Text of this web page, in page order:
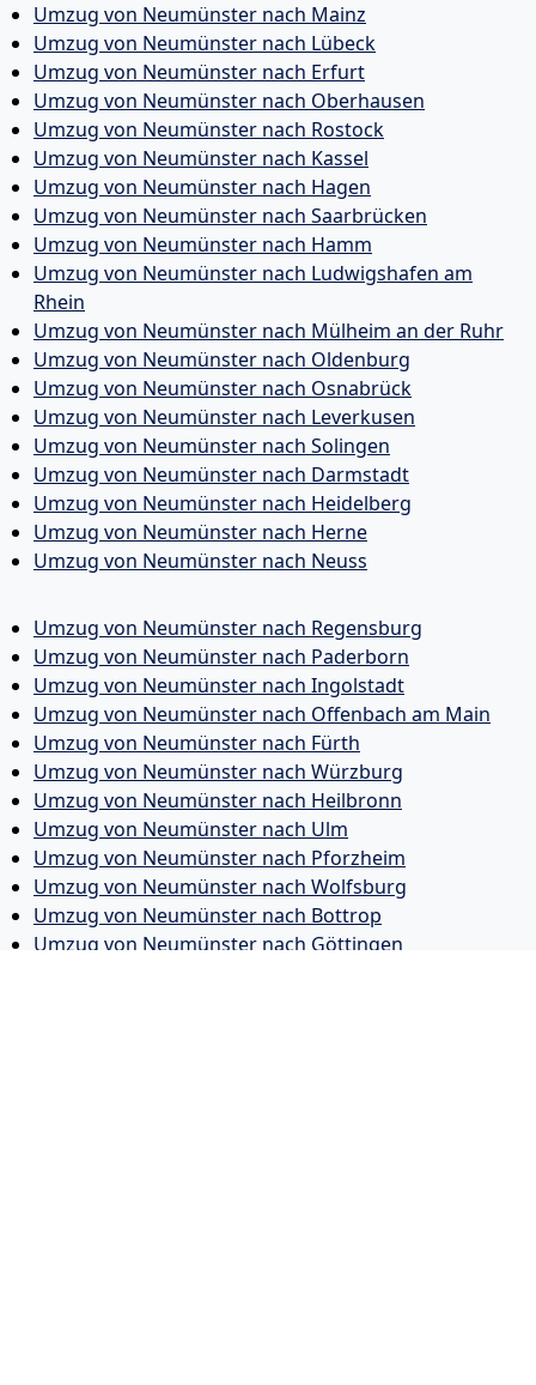
Umzug von Neumünster nach Mainz
Umzug von Neumünster nach Lübeck
Umzug von Neumünster nach Erfurt
Umzug von Neumünster nach Oberhausen
Umzug von Neumünster nach Rostock
Umzug von Neumünster nach Kassel
Umzug von Neumünster nach Hagen
Umzug von Neumünster nach Saarbrücken
Umzug von Neumünster nach Hamm
Umzug von Neumünster nach Ludwigshafen am
Rhein
Umzug von Neumünster nach Mülheim an der Ruhr
Umzug von Neumünster nach Oldenburg
Umzug von Neumünster nach Osnabrück
Umzug von Neumünster nach Leverkusen
Umzug von Neumünster nach Solingen
Umzug von Neumünster nach Darmstadt
Umzug von Neumünster nach Heidelberg
Umzug von Neumünster nach Herne
Umzug von Neumünster nach Neuss
Umzug von Neumünster nach Regensburg
Umzug von Neumünster nach Paderborn
Umzug von Neumünster nach Ingolstadt
Umzug von Neumünster nach Offenbach am Main
Umzug von Neumünster nach Fürth
Umzug von Neumünster nach Würzburg
Umzug von Neumünster nach Heilbronn
Umzug von Neumünster nach Ulm
Umzug von Neumünster nach Pforzheim
Umzug von Neumünster nach Wolfsburg
Umzug von Neumünster nach Bottrop
Umzug von Neumünster nach Göttingen